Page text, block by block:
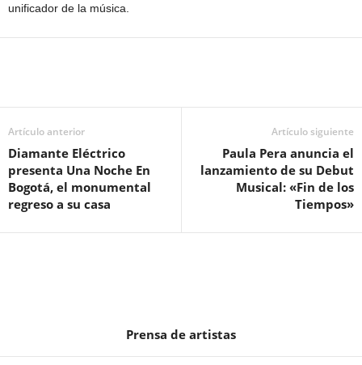
unificador de la música.
Artículo anterior
Diamante Eléctrico
presenta Una Noche En
Bogotá, el monumental
regreso a su casa
Artículo siguiente
Paula Pera anuncia el
lanzamiento de su Debut
Musical: «Fin de los
Tiempos»
Prensa de artistas